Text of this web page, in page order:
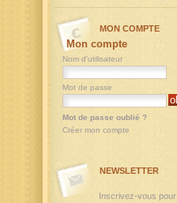
MON COMPTE
Mon compte
Nom d'utilisateur
Mot de passe
Mot de passe oublié ?
Créer mon compte
NEWSLETTER
Inscrivez-vous pour